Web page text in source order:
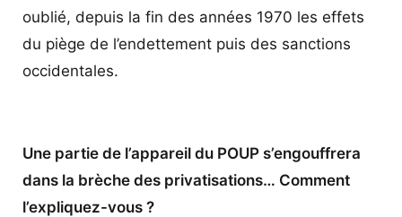
oublié, depuis la fin des années 1970 les effets
du piège de l’endettement puis des sanctions
occidentales.
Une partie de l’appareil du POUP s’engouffrera
dans la brèche des privatisations… Comment
l’expliquez-vous ?